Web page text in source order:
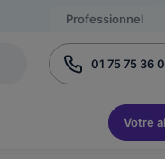
Professionnel
01 75 75 36
Votre